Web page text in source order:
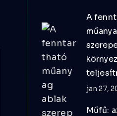
A
jan 27,
Műfű: